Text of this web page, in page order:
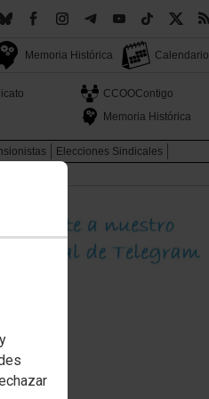
Memoria Histórica Calendario
CCOOContigo
Memoria Histórica
Elecciones Sindicales